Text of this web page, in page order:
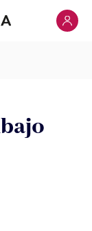
Klicka